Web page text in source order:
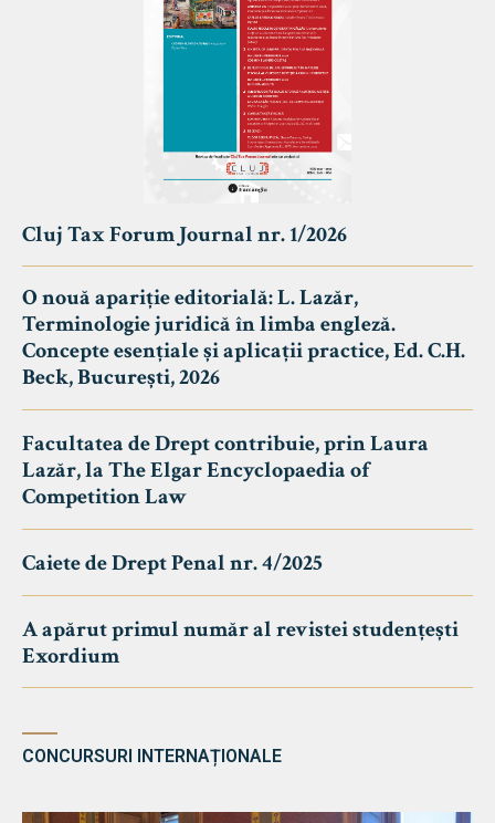
Cluj Tax Forum Journal nr. 1/2026
O nouă apariție editorială: L. Lazăr,
Terminologie juridică în limba engleză.
Concepte esențiale și aplicații practice, Ed. C.H.
Beck, București, 2026
Facultatea de Drept contribuie, prin Laura
Lazăr, la The Elgar Encyclopaedia of
Competition Law
Caiete de Drept Penal nr. 4/2025
A apărut primul număr al revistei studențești
Exordium
CONCURSURI INTERNAȚIONALE